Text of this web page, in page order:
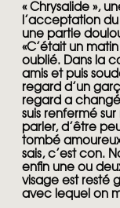
« Chrysalide »,
l’acceptation
une partie
«C’était un
oublié. Dans la
amis et puis
regard d’un
regard a
suis renfermé
parler, d’être
tombé
sais, c’est con.
enfin une ou
visage est resté
avec lequel on